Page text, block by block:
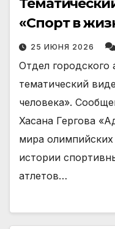
«Спорт в
25 ИЮНЯ 2026
Отдел городского
тематический
человека».
Хасана Гергова
мира
истории
атлетов…